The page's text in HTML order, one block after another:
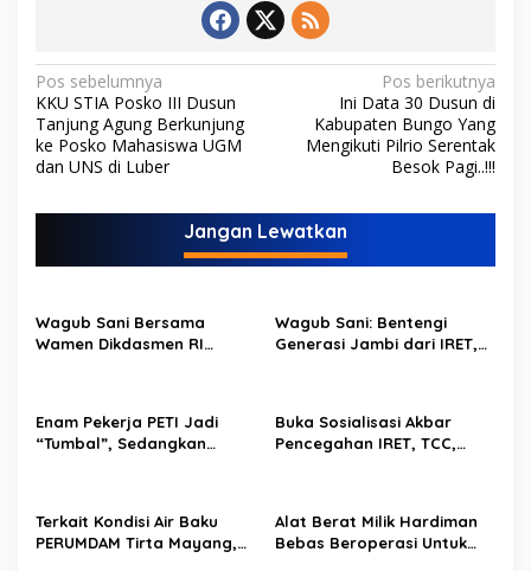
N
a
v
g
i
p
s
Pos sebelumnya
KKU STIA Posko III Dusun
Tanjung Agung Berkunjung
ke Posko Mahasiswa UGM
dan UNS di Luber
Pos berikutnya
Ini Data 30 Dusun di
Kabupaten Bungo Yang
Mengikuti Pilrio Serentak
Besok Pagi..!!!
Jangan Lewatkan
Wagub Sani Bersama
Wamen Dikdasmen RI
Pendidikan di Jambi
Wagub Sani: Bentengi
Generasi Jambi dari IRET,
Enam Pekerja PETI Jadi
“Tumbal”, Sedangkan
Buka Sosialisasi Akbar
Pencegahan IRET, TCC,
anak-anakku bisa jaga diri,
60% masa depan sudah
Terkait Kondisi Air Baku
PERUMDAM Tirta Mayang,
Alat Berat Milik Hardiman
Bebas Beroperasi Untuk